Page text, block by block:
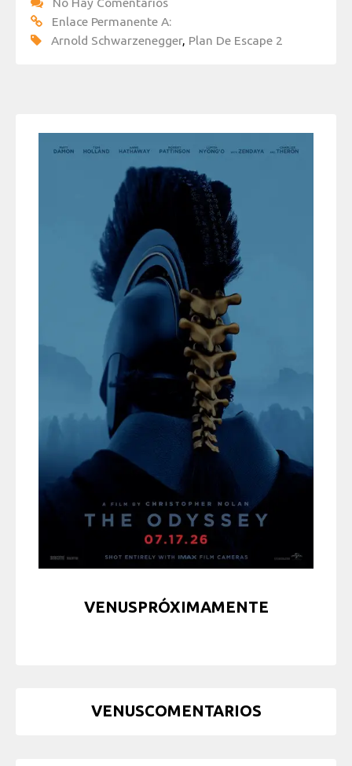
Enlace Permanente A:
Arnold Schwarzenegger, Plan De Escape 2
VENUSPRÓXIMAMENTE
VENUSCOMENTARIOS